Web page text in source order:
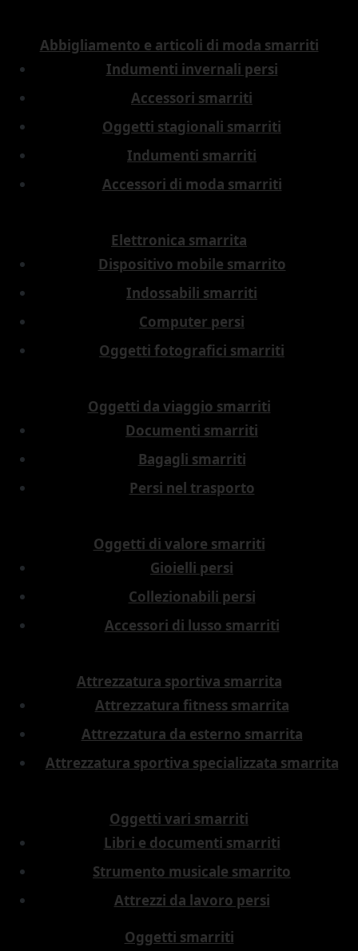
Abbigliamento e articoli di moda smarriti
Indumenti invernali persi
Accessori smarriti
Oggetti stagionali smarriti
Indumenti smarriti
Accessori di moda smarriti
Elettronica smarrita
Dispositivo mobile smarrito
Indossabili smarriti
Computer persi
Oggetti fotografici smarriti
Oggetti da viaggio smarriti
Documenti smarriti
Bagagli smarriti
Persi nel trasporto
Oggetti di valore smarriti
Gioielli persi
Collezionabili persi
Accessori di lusso smarriti
Attrezzatura sportiva smarrita
Attrezzatura fitness smarrita
Attrezzatura da esterno smarrita
Attrezzatura sportiva specializzata smarrita
Oggetti vari smarriti
Libri e documenti smarriti
Strumento musicale smarrito
Attrezzi da lavoro persi
Oggetti smarriti